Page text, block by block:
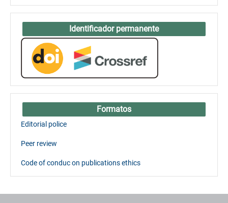
Identificador permanente
Formatos
Editorial police
Peer review
Code of conduc on publications ethics